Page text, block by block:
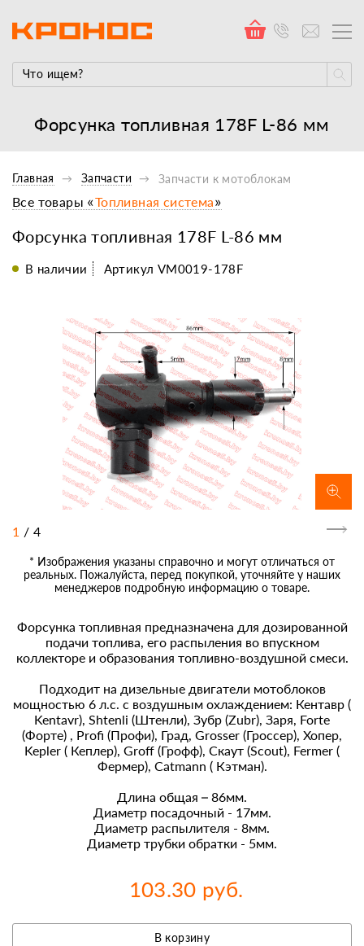
Форсунка топливная 178F L-86 мм
Главная Запчасти Запчасти к мотоблокам
Форсунка топливная 178F L-86 мм
Все товары «Топливная система»
В наличии Артикул VM0019-178F
1 / 4
* Изображения указаны справочно и могут отличаться от
реальных. Пожалуйста, перед покупкой, уточняйте у наших
менеджеров подробную информацию о товаре.
Форсунка топливная предназначена для дозированной
подачи топлива, его распыления во впускном
коллекторе и образования топливно-воздушной смеси.
Подходит на дизельные двигатели мотоблоков
мощностью 6 л.с. с воздушным охлаждением: Кентавр (
Kentavr), Shtenli (Штенли), Зубр (Zubr), Заря, Forte
(Форте) , Profi (Профи), Град, Grosser (Гроссер), Хопер,
Kepler ( Кеплер), Groff (Грофф), Скаут (Scout), Fermer (
Фермер), Catmann ( Кэтман).
Длина общая – 86мм.
Диаметр посадочный - 17мм.
Диаметр распылителя - 8мм.
Диаметр трубки обратки - 5мм.
103.30 руб.
В корзину